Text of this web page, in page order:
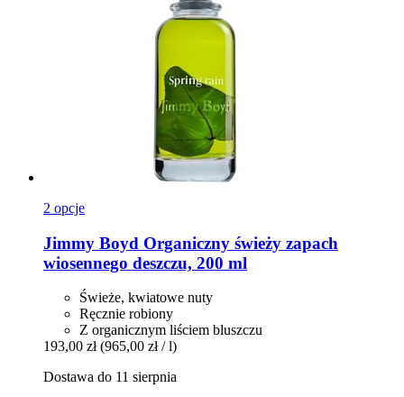
2 opcje
Jimmy Boyd Organiczny świeży zapach
wiosennego deszczu, 200 ml
Świeże, kwiatowe nuty
Ręcznie robiony
Z organicznym liściem bluszczu
193,00 zł (965,00 zł / l)
Dostawa do 11 sierpnia